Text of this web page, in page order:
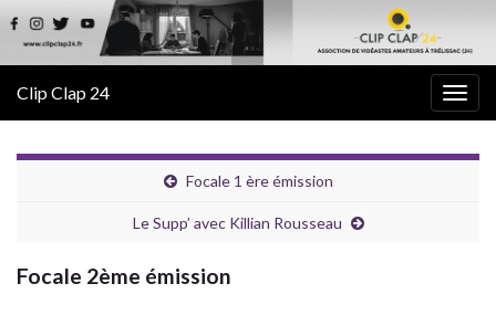
Clip Clap 24
Focale 1 ère émission
Le Supp’ avec Killian Rousseau
Focale 2ème émission